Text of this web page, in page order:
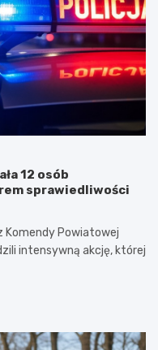
12 osób
sprawiedliwości
Komendy Powiatowej
intensywną akcję, której